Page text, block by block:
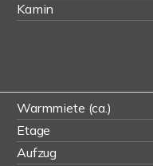
Kamin
Warmmiete (ca.)
Etage
Aufzug